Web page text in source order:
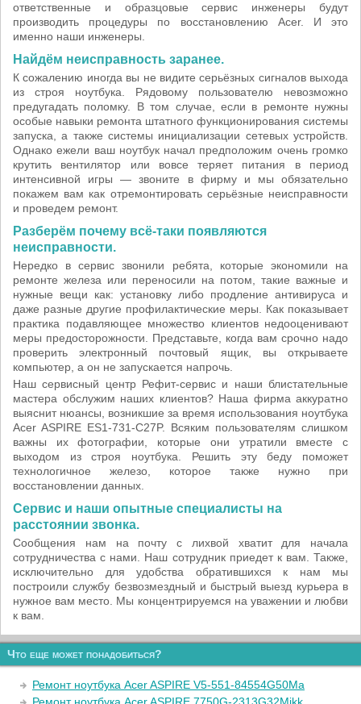
ответственные и образцовые сервис инженеры будут
производить процедуры по восстановлению Acer. И это
именно наши инженеры.
Найдём неисправность заранее.
К сожалению иногда вы не видите серьёзных сигналов выхода
из строя ноутбука. Рядовому пользователю невозможно
предугадать поломку. В том случае, если в ремонте нужны
особые навыки ремонта штатного функционирования системы
запуска, а также системы инициализации сетевых устройств.
Однако ежели ваш ноутбук начал предположим очень громко
крутить вентилятор или вовсе теряет питания в период
интенсивной игры — звоните в фирму и мы обязательно
покажем вам как отремонтировать серьёзные неисправности
и проведем ремонт.
Разберём почему всё-таки появляются
неисправности.
Нередко в сервис звонили ребята, которые экономили на
ремонте железа или переносили на потом, такие важные и
нужные вещи как: установку либо продление антивируса и
даже разные другие профилактические меры. Как показывает
практика подавляющее множество клиентов недооценивают
меры предосторожности. Представьте, когда вам срочно надо
проверить электронный почтовый ящик, вы открываете
компьютер, а он не запускается напрочь.
Наш сервисный центр Рефит-сервис и наши блистательные
мастера обслужим наших клиентов? Наша фирма аккуратно
выяснит нюансы, возникшие за время использования ноутбука
Acer ASPIRE ES1-731-C27P. Всяким пользователям слишком
важны их фотографии, которые они утратили вместе с
выходом из строя ноутбука. Решить эту беду поможет
технологичное железо, которое также нужно при
восстановлении данных.
Сервис и наши опытные специалисты на
расстоянии звонка.
Сообщения нам на почту с лихвой хватит для начала
сотрудничества с нами. Наш сотрудник приедет к вам. Также,
исключительно для удобства обратившихся к нам мы
построили службу безвозмездный и быстрый выезд курьера в
нужное вам место. Мы концентрируемся на уважении и любви
к вам.
Что еще может понадобиться?
Ремонт ноутбука Acer ASPIRE V5-551-84554G50Ma